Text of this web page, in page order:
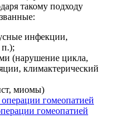
такому подходу
инфекции,
п.);
(нарушение цикла,
климактерический
миомы)
гомеопатией
гомеопатией